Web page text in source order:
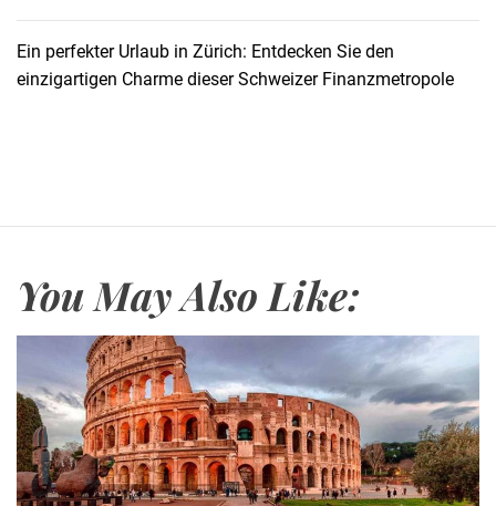
t
i
Ein perfekter Urlaub in Zürich: Entdecken Sie den
einzigartigen Charme dieser Schweizer Finanzmetropole
You May Also Like: